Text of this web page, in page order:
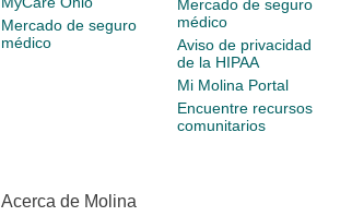
Mercado de seguro
médico
Mercado de seguro
médico
Aviso de privacidad
de la HIPAA
Mi Molina Portal
Encuentre recursos
comunitarios
Acerca de Molina